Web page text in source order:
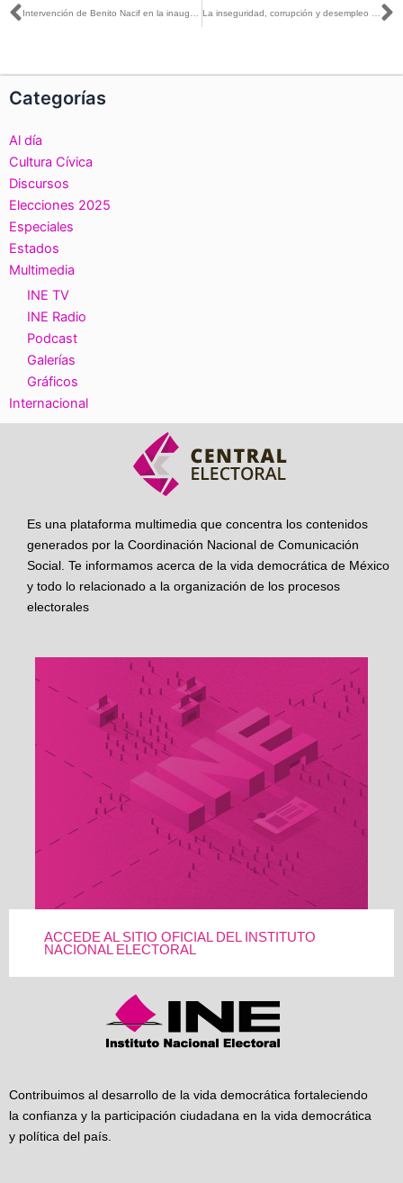
Ant
Categorías
Al día
Cultura Cívica
Discursos
Elecciones 2025
Especiales
Estados
Multimedia
INE TV
INE Radio
Podcast
Galerías
Gráficos
Internacional
Es una plataforma multimedia que concentra los contenidos
generados por la Coordinación Nacional de Comunicación
Social. Te informamos acerca de la vida democrática de México
y todo lo relacionado a la organización de los procesos
electorales
ACCEDE AL SITIO OFICIAL DEL INSTITUTO
NACIONAL ELECTORAL
Contribuimos al desarrollo de la vida democrática fortaleciendo
la confianza y la participación ciudadana en la vida democrática
y política del país.